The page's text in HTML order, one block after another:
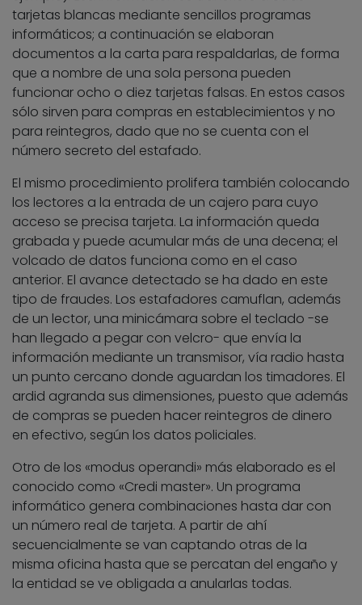
tarjetas blancas mediante sencillos programas
informáticos; a continuación se elaboran
documentos a la carta para respaldarlas, de forma
que a nombre de una sola persona pueden
funcionar ocho o diez tarjetas falsas. En estos casos
sólo sirven para compras en establecimientos y no
para reintegros, dado que no se cuenta con el
número secreto del estafado.
El mismo procedimiento prolifera también colocando
los lectores a la entrada de un cajero para cuyo
acceso se precisa tarjeta. La información queda
grabada y puede acumular más de una decena; el
volcado de datos funciona como en el caso
anterior. El avance detectado se ha dado en este
tipo de fraudes. Los estafadores camuflan, además
de un lector, una minicámara sobre el teclado -se
han llegado a pegar con velcro- que envía la
información mediante un transmisor, vía radio hasta
un punto cercano donde aguardan los timadores. El
ardid agranda sus dimensiones, puesto que además
de compras se pueden hacer reintegros de dinero
en efectivo, según los datos policiales.
Otro de los «modus operandi» más elaborado es el
conocido como «Credi master». Un programa
informático genera combinaciones hasta dar con
un número real de tarjeta. A partir de ahí
secuencialmente se van captando otras de la
misma oficina hasta que se percatan del engaño y
la entidad se ve obligada a anularlas todas.